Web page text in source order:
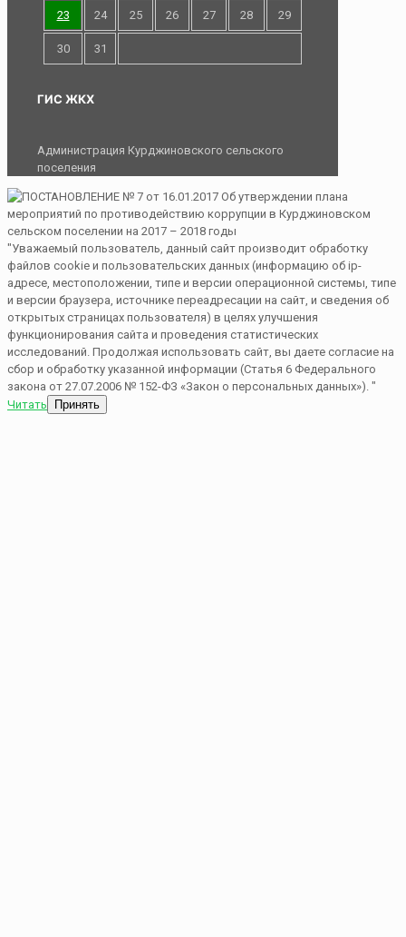
23 24 25 26 27 28 29
30 31
ГИС ЖКХ
Администрация Курджиновского сельского
поселения
"Уважаемый пользователь, данный сайт производит обработку
файлов cookie и пользовательских данных (информацию об ip-
адресе, местоположении, типе и версии операционной системы, типе
и версии браузера, источнике переадресации на сайт, и сведения об
открытых страницах пользователя) в целях улучшения
функционирования сайта и проведения статистических
исследований. Продолжая использовать сайт, вы даете согласие на
сбор и обработку указанной информации (Статья 6 Федерального
закона от 27.07.2006 № 152-ФЗ «Закон о персональных данных»). "
Читать
Принять